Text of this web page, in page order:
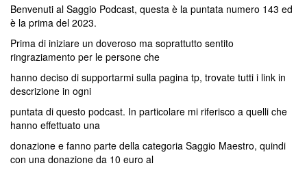
Benvenuti al Saggio Podcast, questa è la puntata numero 143 ed
è la prima del 2023.
Prima di iniziare un doveroso ma soprattutto sentito
ringraziamento per le persone che
hanno deciso di supportarmi sulla pagina tp, trovate tutti i link in
descrizione in ogni
puntata di questo podcast. In particolare mi riferisco a quelli che
hanno effettuato una
donazione e fanno parte della categoria Saggio Maestro, quindi
con una donazione da 10 euro al